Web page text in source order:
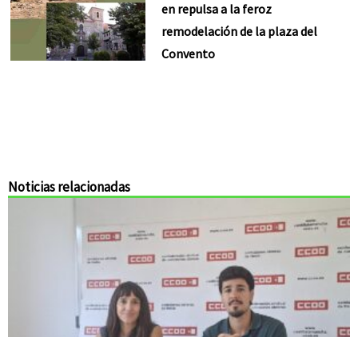
en repulsa a la feroz
remodelación de la plaza del
Convento
Noticias relacionadas